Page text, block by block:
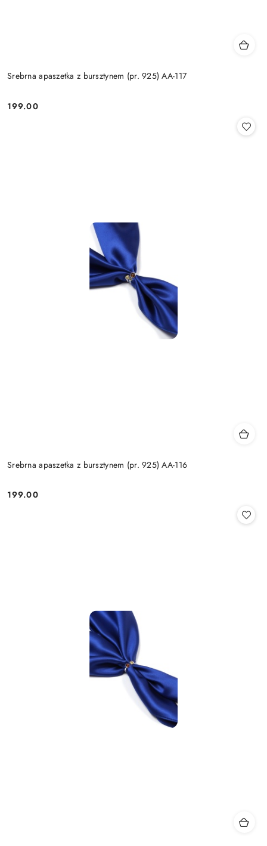
Srebrna apaszetka z bursztynem (pr. 925) AA-117
Cena:
199.00
Srebrna apaszetka z bursztynem (pr. 925) AA-116
Cena:
199.00